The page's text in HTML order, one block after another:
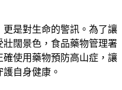
是對生命的警訊。為了讓
闊景色，食品藥物管理署
確使用藥物預防高山症，讓
自身健康。